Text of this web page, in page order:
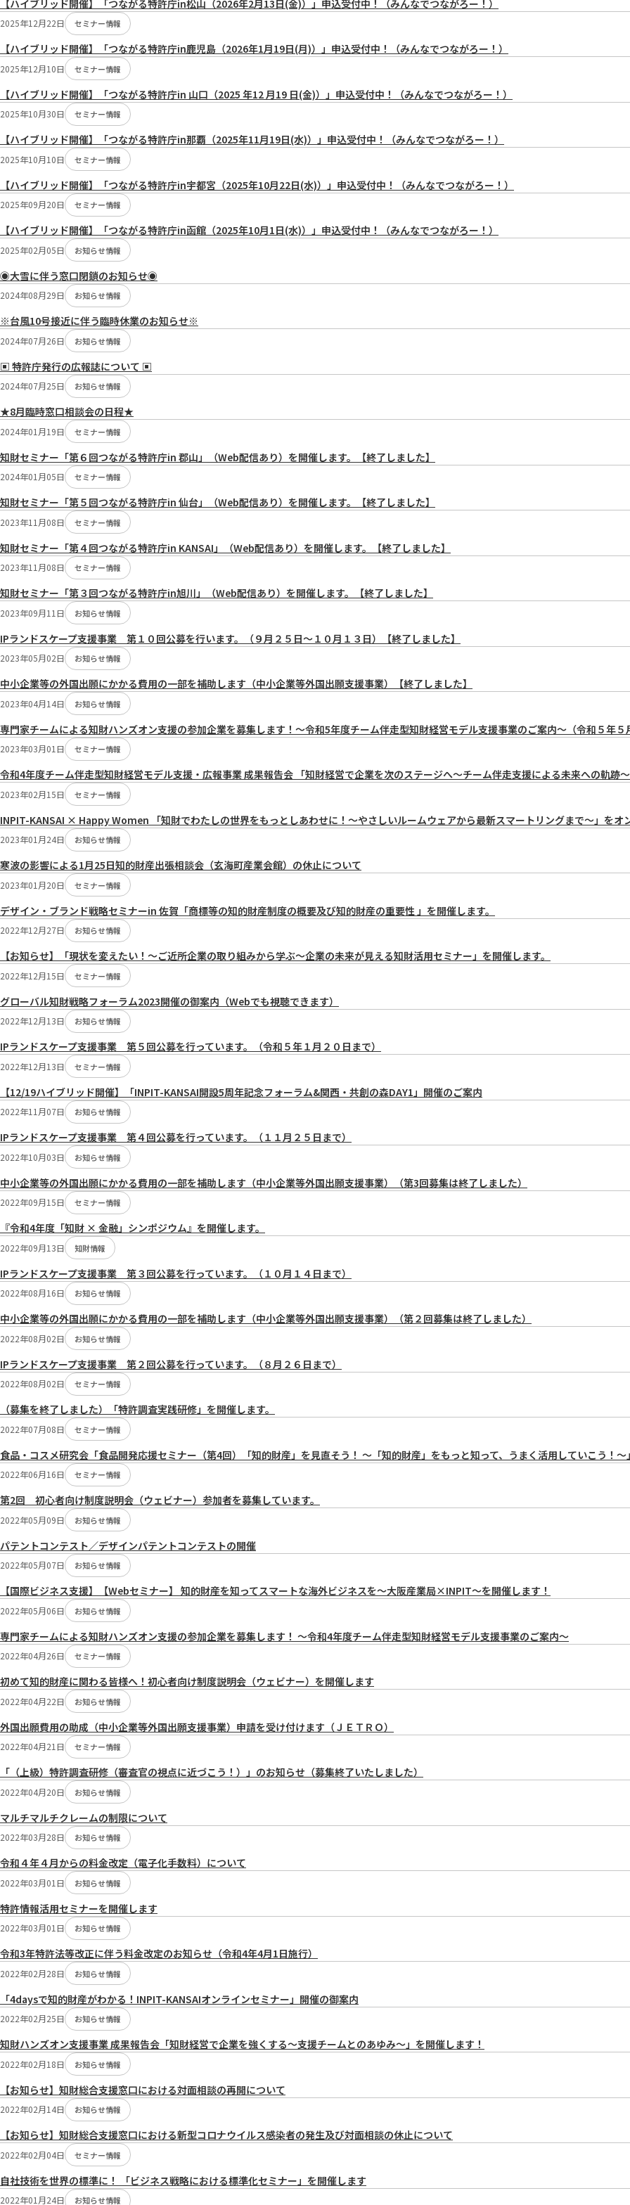
切
り
替
え：
【ハイブリッド開催】「つながる特許庁in松山（2026年2月13日(金)）」申込受付中！（みんなでつながろー！）
2025年12月22日 セミナー情報
【ハイブリッド開催】「つながる特許庁in鹿児島（2026年1月19日(月)）」申込受付中！（みんなでつながろー！）
2025年12月10日 セミナー情報
【ハイブリッド開催】「つながる特許庁in 山口（2025 年12 月19 日(金)）」申込受付中！（みんなでつながろー！）
2025年10月30日 セミナー情報
【ハイブリッド開催】「つながる特許庁in那覇（2025年11月19日(水)）」申込受付中！（みんなでつながろー！）
2025年10月10日 セミナー情報
【ハイブリッド開催】「つながる特許庁in宇都宮（2025年10月22日(水)）」申込受付中！（みんなでつながろー！）
2025年09月20日 セミナー情報
【ハイブリッド開催】「つながる特許庁in函館（2025年10月1日(水)）」申込受付中！（みんなでつながろー！）
2025年02月05日 お知らせ情報
◉大雪に伴う窓口閉鎖のお知らせ◉
2024年08月29日 お知らせ情報
※台風10号接近に伴う臨時休業のお知らせ※
2024年07月26日 お知らせ情報
▣ 特許庁発行の広報誌について ▣
2024年07月25日 お知らせ情報
★8月臨時窓口相談会の日程★
2024年01月19日 セミナー情報
知財セミナー「第６回つながる特許庁in 郡山」（Web配信あり）を開催します。【終了しました】
2024年01月05日 セミナー情報
知財セミナー「第５回つながる特許庁in 仙台」（Web配信あり）を開催します。【終了しました】
2023年11月08日 セミナー情報
知財セミナー「第４回つながる特許庁in KANSAI」（Web配信あり）を開催します。【終了しました】
2023年11月08日 セミナー情報
知財セミナー「第３回つながる特許庁in旭川」（Web配信あり）を開催します。【終了しました】
2023年09月11日 お知らせ情報
IPランドスケープ支援事業 第１０回公募を行います。（９月２５日～１０月１３日）【終了しました】
2023年05月02日 お知らせ情報
中小企業等の外国出願にかかる費用の一部を補助します（中小企業等外国出願支援事業）【終了しました】
2023年04月14日 お知らせ情報
専門家チームによる知財ハンズオン支援の参加企業を募集します！～令和5年度チーム伴走型知財経営モデル支援事業のご案内～（令和５年５
2023年03月01日 セミナー情報
令和4年度チーム伴走型知財経営モデル支援・広報事業 成果報告会 「知財経営で企業を次のステージへ～チーム伴走支援による未来への軌跡
2023年02月15日 セミナー情報
INPIT-KANSAI × Happy Women 「知財でわたしの世界をもっとしあわせに！～やさしいルームウェアから最新スマートリングまで～」をオ
2023年01月24日 お知らせ情報
寒波の影響による1月25日知的財産出張相談会（玄海町産業会館）の休止について
2023年01月20日 セミナー情報
デザイン・ブランド戦略セミナーin 佐賀「商標等の知的財産制度の概要及び知的財産の重要性 」を開催します。
2022年12月27日 お知らせ情報
【お知らせ】「現状を変えたい！～ご近所企業の取り組みから学ぶ～企業の未来が見える知財活用セミナー」を開催します。
2022年12月15日 セミナー情報
グローバル知財戦略フォーラム2023開催の御案内（Webでも視聴できます）
2022年12月13日 お知らせ情報
IPランドスケープ支援事業 第５回公募を行っています。（令和５年１月２０日まで）
2022年12月13日 セミナー情報
【12/19ハイブリッド開催】「INPIT-KANSAI開設5周年記念フォーラム&関西・共創の森DAY1」開催のご案内
2022年11月07日 お知らせ情報
IPランドスケープ支援事業 第４回公募を行っています。（１１月２５日まで）
2022年10月03日 お知らせ情報
中小企業等の外国出願にかかる費用の一部を補助します（中小企業等外国出願支援事業）（第3回募集は終了しました）
2022年09月15日 セミナー情報
『令和4年度「知財 × 金融」シンポジウム』を開催します。
2022年09月13日 知財情報
IPランドスケープ支援事業 第３回公募を行っています。（１０月１４日まで）
2022年08月16日 お知らせ情報
中小企業等の外国出願にかかる費用の一部を補助します（中小企業等外国出願支援事業）（第２回募集は終了しました）
2022年08月02日 お知らせ情報
IPランドスケープ支援事業 第２回公募を行っています。（８月２６日まで）
2022年08月02日 セミナー情報
（募集を終了しました）「特許調査実践研修」を開催します。
2022年07月08日 セミナー情報
食品・コスメ研究会「食品開発応援セミナー（第4回）「知的財産」を見直そう！ ～「知的財産」をもっと知って、うまく活用していこう！～
2022年06月16日 セミナー情報
第2回 初心者向け制度説明会（ウェビナー）参加者を募集しています。
2022年05月09日 お知らせ情報
パテントコンテスト／デザインパテントコンテストの開催
2022年05月07日 お知らせ情報
【国際ビジネス支援】【Webセミナー】 知的財産を知ってスマートな海外ビジネスを～大阪産業局×INPIT～を開催します！
2022年05月06日 お知らせ情報
専門家チームによる知財ハンズオン支援の参加企業を募集します！ ～令和4年度チーム伴走型知財経営モデル支援事業のご案内～
2022年04月26日 セミナー情報
初めて知的財産に関わる皆様へ！初心者向け制度説明会（ウェビナー）を開催します
2022年04月22日 お知らせ情報
外国出願費用の助成（中小企業等外国出願支援事業）申請を受け付けます（ＪＥＴＲＯ）
2022年04月21日 セミナー情報
「（上級）特許調査研修（審査官の視点に近づこう！）」のお知らせ（募集終了いたしました）
2022年04月20日 お知らせ情報
マルチマルチクレームの制限について
2022年03月28日 お知らせ情報
令和４年４月からの料金改定（電子化手数料）について
2022年03月01日 お知らせ情報
特許情報活用セミナーを開催します
2022年03月01日 お知らせ情報
令和3年特許法等改正に伴う料金改定のお知らせ（令和4年4月1日施行）
2022年02月28日 お知らせ情報
「4daysで知的財産がわかる！INPIT-KANSAIオンラインセミナー」開催の御案内
2022年02月25日 お知らせ情報
知財ハンズオン支援事業 成果報告会「知財経営で企業を強くする～支援チームとのあゆみ～」を開催します！
2022年02月18日 お知らせ情報
【お知らせ】知財総合支援窓口における対面相談の再開について
2022年02月14日 お知らせ情報
【お知らせ】知財総合支援窓口における新型コロナウイルス感染者の発生及び対面相談の休止について
2022年02月04日 セミナー情報
自社技術を世界の標準に！ 「ビジネス戦略における標準化セミナー」を開催します
2022年01月24日 お知らせ情報